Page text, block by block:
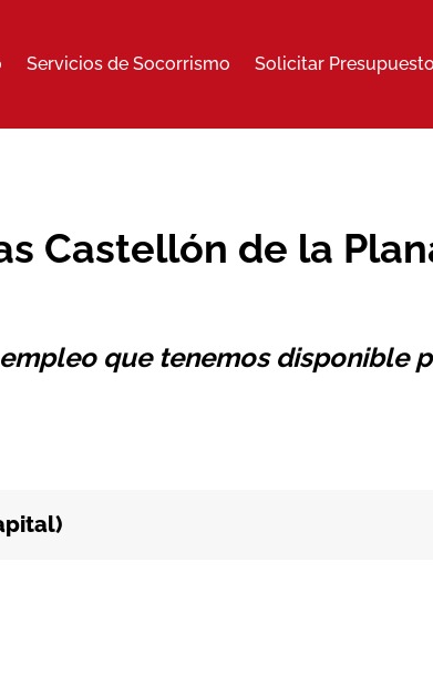
Servicios de Socorrismo Solicitar Presupuesto
Castellón de la
que tenemos disponible